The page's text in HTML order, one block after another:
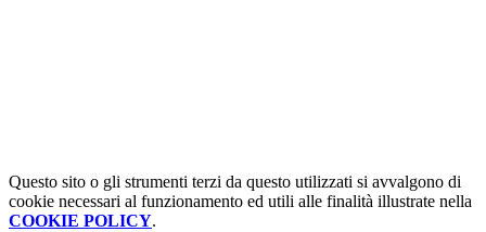
Questo sito o gli strumenti terzi da questo utilizzati si avvalgono di
cookie necessari al funzionamento ed utili alle finalità illustrate nella
COOKIE POLICY.